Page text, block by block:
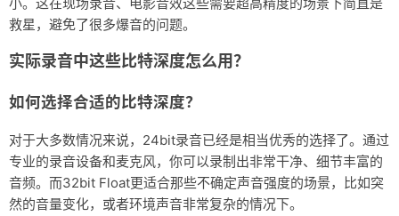
救星，避免了很多爆音的问题。
实际录音中这些比特深度怎么用？
如何选择合适的比特深度？
对于大多数情况来说，24bit录音已经是相当优秀的选择了。通过
专业的录音设备和麦克风，你可以录制出非常干净、细节丰富的
音频。而32bit Float更适合那些不确定声音强度的场景，比如突
然的音量变化，或者环境声音非常复杂的情况下。